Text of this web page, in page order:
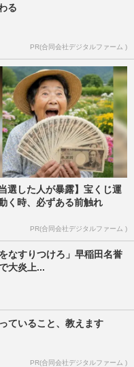
る
PR(合同会社デジタルファーム )
当選した人が暴露】宝くじ運
く時、必ずある前触れ
PR(合同会社デジタルファーム )
なすりつけろ」早稲田名誉
大炎上...
ていること、教えます
PR(合同会社デジタルファーム )